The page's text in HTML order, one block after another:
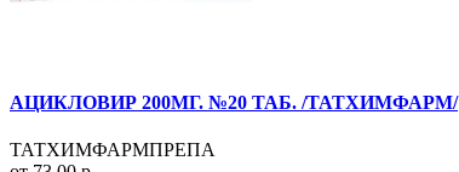
АЦИКЛОВИР 200МГ. №20 ТАБ. /ТАТХИМФАРМ/
ТАТХИМФАРМПРЕПА